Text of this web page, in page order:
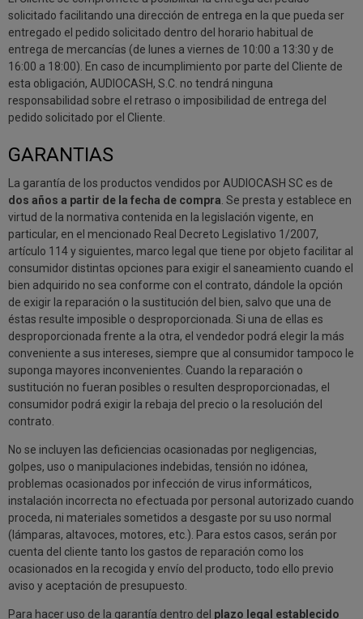
solicitado facilitando una dirección de entrega en la que pueda ser
entregado el pedido solicitado dentro del horario habitual de
entrega de mercancías (de lunes a viernes de 10:00 a 13:30 y de
16:00 a 18:00). En caso de incumplimiento por parte del Cliente de
esta obligación, AUDIOCASH, S.C. no tendrá ninguna
responsabilidad sobre el retraso o imposibilidad de entrega del
pedido solicitado por el Cliente.
GARANTIAS
La garantía de los productos vendidos por AUDIOCASH SC es de
dos años a partir de la fecha de compra . Se presta y establece en
virtud de la normativa contenida en la legislación vigente, en
particular, en el mencionado Real Decreto Legislativo 1/2007,
artículo 114 y siguientes, marco legal que tiene por objeto facilitar al
consumidor distintas opciones para exigir el saneamiento cuando el
bien adquirido no sea conforme con el contrato, dándole la opción
de exigir la reparación o la sustitución del bien, salvo que una de
éstas resulte imposible o desproporcionada. Si una de ellas es
desproporcionada frente a la otra, el vendedor podrá elegir la más
conveniente a sus intereses, siempre que al consumidor tampoco le
suponga mayores inconvenientes. Cuando la reparación o
sustitución no fueran posibles o resulten desproporcionadas, el
consumidor podrá exigir la rebaja del precio o la resolución del
contrato.
No se incluyen las deficiencias ocasionadas por negligencias,
golpes, uso o manipulaciones indebidas, tensión no idónea,
problemas ocasionados por infección de virus informáticos,
instalación incorrecta no efectuada por personal autorizado cuando
proceda, ni materiales sometidos a desgaste por su uso normal
(lámparas, altavoces, motores, etc.). Para estos casos, serán por
cuenta del cliente tanto los gastos de reparación como los
ocasionados en la recogida y envío del producto, todo ello previo
aviso y aceptación de presupuesto.
Para hacer uso de la garantía dentro del plazo legal establecido